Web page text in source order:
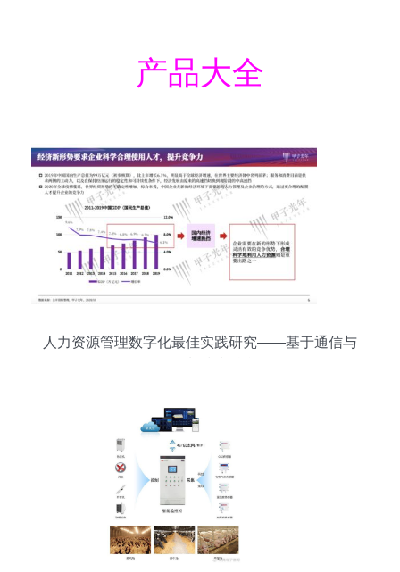
产品大全
人力资源管理数字化最佳实践研究——基于通信与